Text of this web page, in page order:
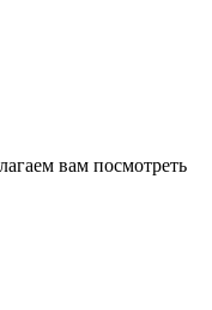
вам посмотреть